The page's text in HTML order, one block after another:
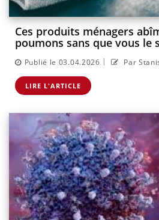
Ces produits ménagers
poumons sans que vous le
Publié le 03.04.2026 | Par
LIRE L'ARTICLE